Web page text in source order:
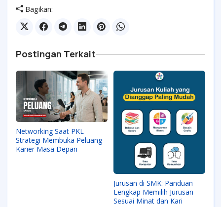
Bagikan:
Postingan Terkait
Networking Saat PKL
Strategi Membuka Peluang
Karier Masa Depan
Jurusan di SMK: Panduan
Lengkap Memilih Jurusan
Sesuai Minat dan Kari